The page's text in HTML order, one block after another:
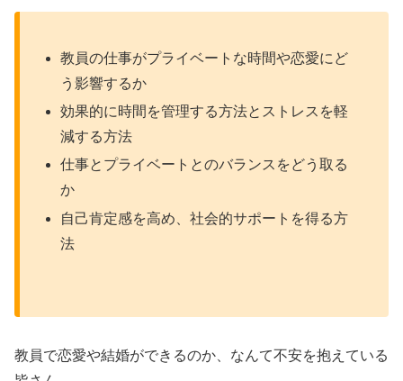
教員の仕事がプライベートな時間や恋愛にど
う影響するか
効果的に時間を管理する方法とストレスを軽
減する方法
仕事とプライベートとのバランスをどう取る
か
自己肯定感を高め、社会的サポートを得る方
法
教員で恋愛や結婚ができるのか、なんて不安を抱えている